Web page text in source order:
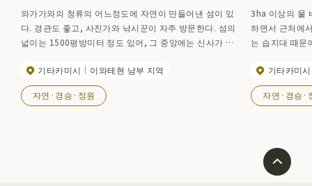
와가가와의 청류의 어느정도에 자연이 만들어낸 섬이 있
다. 경관도 좋고, 사진가와 낚시꾼이 자주 방문한다. 섬의
넓이는 1500평방미터 정도 있어, 그 중앙에는 신사가 축
는 이 섬의 가와시타로부터의 경치는 봄 여름 가을 겨울
을 불문하고 절경으로 눈길을 끌 있습니다.
기타카미시 이와테현 남부 지역
자연·경승·정원
3ha 이상의 물 바구니의
하면서 근처에
는 습지대 때문
기타카미시
자연·경승·